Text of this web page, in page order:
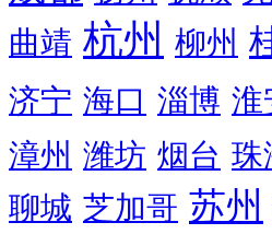
曲靖 杭州 柳州
济宁 海口 淄博 淮
漳州 潍坊 烟台 珠
聊城 芝加哥 苏州